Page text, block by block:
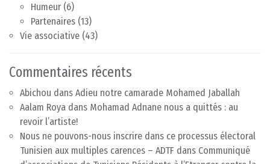
Humeur (6)
Partenaires (13)
Vie associative (43)
Commentaires récents
Abichou dans Adieu notre camarade Mohamed Jaballah
Aalam Roya dans Mohamad Adnane nous a quittés : au
revoir l’artiste!
Nous ne pouvons-nous inscrire dans ce processus électoral
Tunisien aux multiples carences – ADTF dans Communiqué